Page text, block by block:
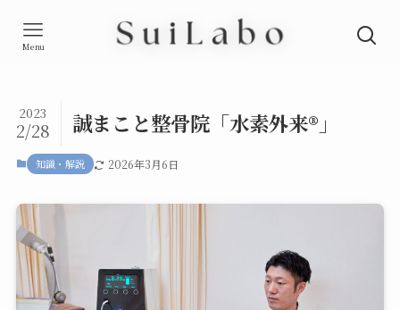
Menu
誠まこと整骨院「水素外来®️」
2023
2/28
知識・解説 2026年3月6日